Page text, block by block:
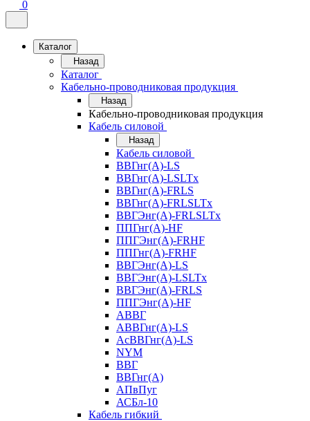
0
Каталог
Назад
Каталог
Кабельно-проводниковая продукция
Назад
Кабельно-проводниковая продукция
Кабель силовой
Назад
Кабель силовой
ВВГнг(А)-LS
ВВГнг(А)-LSLTx
ВВГнг(А)-FRLS
ВВГнг(А)-FRLSLTx
ВВГЭнг(А)-FRLSLTx
ППГнг(А)-HF
ППГЭнг(А)-FRHF
ППГнг(А)-FRHF
ВВГЭнг(А)-LS
ВВГЭнг(А)-LSLTx
ВВГЭнг(А)-FRLS
ППГЭнг(А)-HF
АВВГ
АВВГнг(А)-LS
АсВВГнг(А)-LS
NYM
ВВГ
ВВГнг(А)
АПвПуг
АСБл-10
Кабель гибкий